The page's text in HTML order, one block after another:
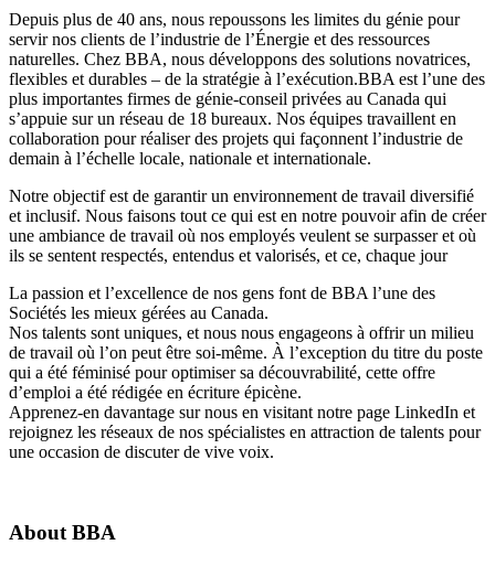
Depuis plus de 40 ans, nous repoussons les limites du génie pour
servir nos clients de l’industrie de l’Énergie et des ressources
naturelles. Chez BBA, nous développons des solutions novatrices,
flexibles et durables – de la stratégie à l’exécution.BBA est l’une des
plus importantes firmes de génie-conseil privées au Canada qui
s’appuie sur un réseau de 18 bureaux. Nos équipes travaillent en
collaboration pour réaliser des projets qui façonnent l’industrie de
demain à l’échelle locale, nationale et internationale.
Notre objectif est de garantir un environnement de travail diversifié
et inclusif. Nous faisons tout ce qui est en notre pouvoir afin de créer
une ambiance de travail où nos employés veulent se surpasser et où
ils se sentent respectés, entendus et valorisés, et ce, chaque jour
La passion et l’excellence de nos gens font de BBA l’une des
Sociétés les mieux gérées au Canada.
Nos talents sont uniques, et nous nous engageons à offrirun milieu
de travail où l’on peut être soi-même. À l’exception du titre du poste
qui a été féminisé pour optimiser sa découvrabilité, cette offre
d’emploi a été rédigée en écriture épicène.
Apprenez-en davantage sur nous en visitant notre page LinkedIn et
rejoignez les réseaux de nos spécialistes en attraction de talents pour
une occasion de discuter de vive voix.
About BBA